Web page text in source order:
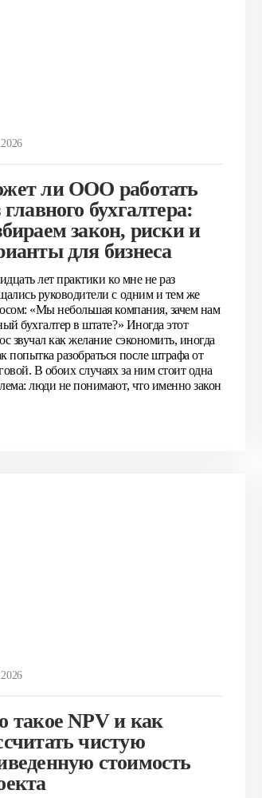
ли ООО работать
главного бухгалтера:
закон, риски и
для бизнеса
лет практики ко мне не раз
руководители с одним и тем же
«Мы небольшая компания, зачем нам
бухгалтер в штате?» Иногда этот
звучал как желание сэкономить, иногда
попытка разобраться после штрафа от
В обоих случаях за ним стоит одна
люди не понимают, что именно закон
такое NPV и как
чистую
стоимость